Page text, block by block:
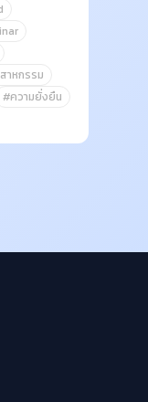
าหกรรม
#ความยั่งยืน